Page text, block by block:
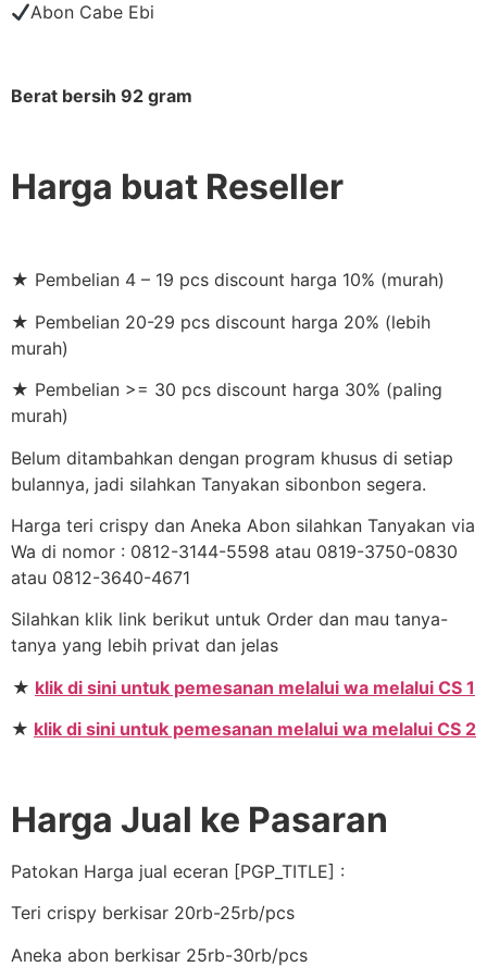
Abon Cabe Ebi
Berat bersih 92 gram
Harga buat Reseller
★ Pembelian 4 – 19 pcs discount harga 10% (murah)
★ Pembelian 20-29 pcs discount harga 20% (lebih
murah)
★ Pembelian >= 30 pcs discount harga 30% (paling
murah)
Belum ditambahkan dengan program khusus di setiap
bulannya, jadi silahkan Tanyakan sibonbon segera.
Harga teri crispy dan Aneka Abon silahkan Tanyakan via
Wa di nomor : 0812-3144-5598 atau 0819-3750-0830
atau 0812-3640-4671
Silahkan klik link berikut untuk Order dan mau tanya-
tanya yang lebih privat dan jelas
★ klik di sini untuk pemesanan melalui wa melalui CS 1
★ klik di sini untuk pemesanan melalui wa melalui CS 2
Harga Jual ke Pasaran
Patokan Harga jual eceran [PGP_TITLE] :
Teri crispy berkisar 20rb-25rb/pcs
Aneka abon berkisar 25rb-30rb/pcs